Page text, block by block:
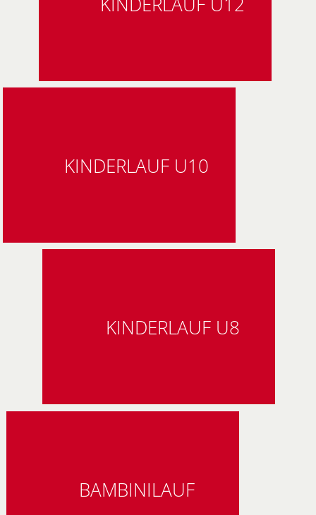
KINDERLAUF U10
KINDERLAUF U8
BAMBINILAUF